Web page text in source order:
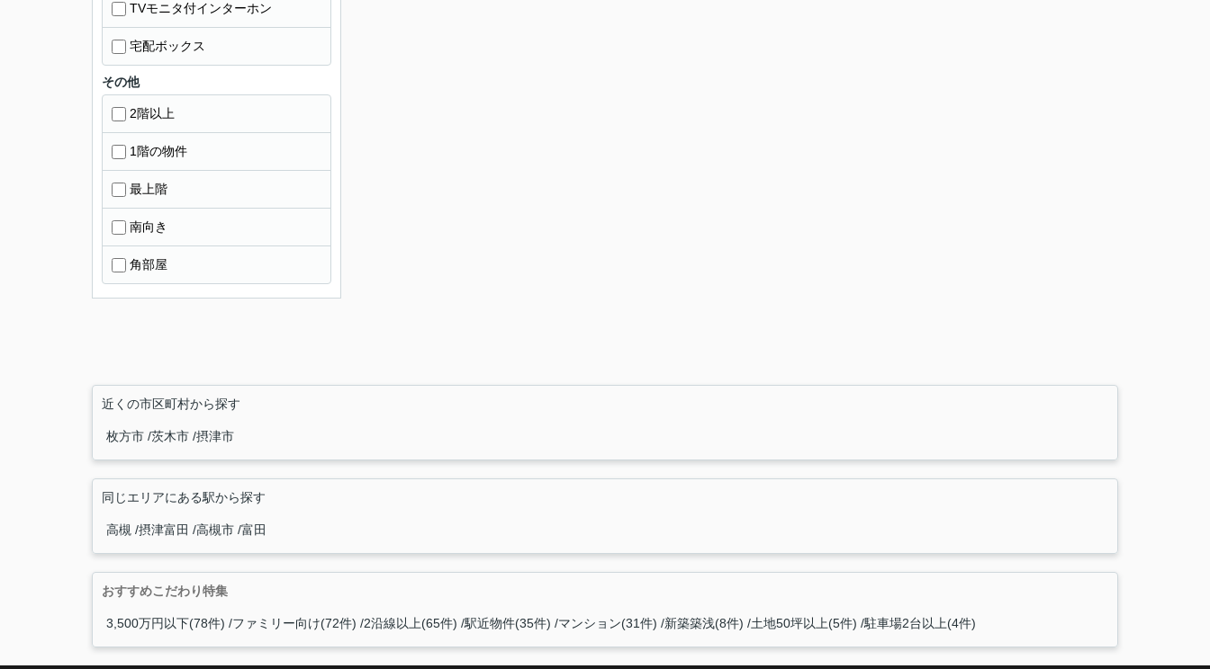
TVモニタ付インターホン
宅配ボックス
その他
2階以上
1階の物件
最上階
南向き
角部屋
近くの市区町村から探す
枚方市 茨木市 摂津市
同じエリアにある駅から探す
高槻 摂津富田 高槻市 富田
おすすめこだわり特集
3,500万円以下(78件) ファミリー向け(72件) 2沿線以上(65件) 駅近物件(35件) マンション(31件) 新築築浅(8件) 土地50坪以上(5件) 駐車場2台以上(4件)